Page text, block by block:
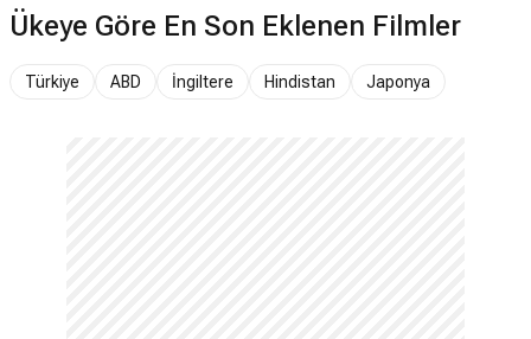
Ükeye Göre En Son Eklenen Filmler
Türkiye ABD İngiltere Hindistan Japonya